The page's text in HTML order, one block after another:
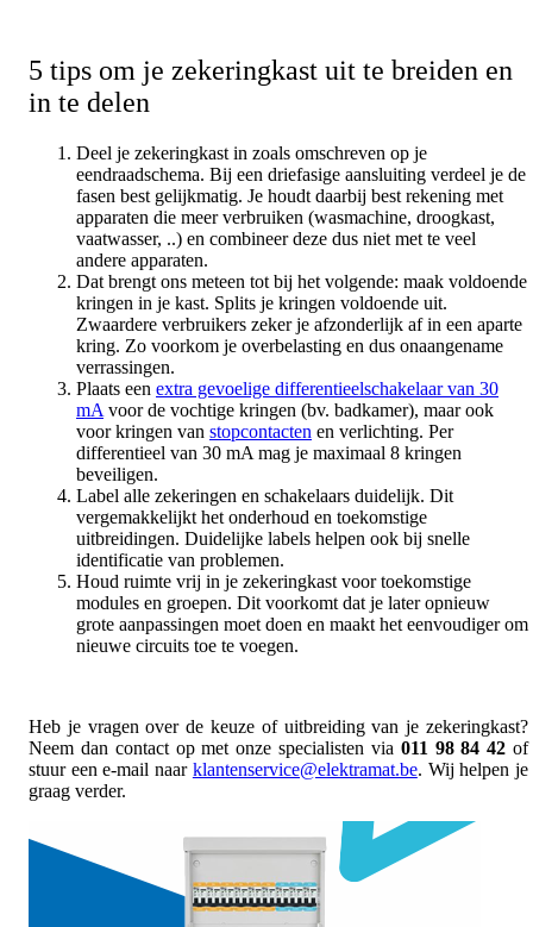
5 tips om je zekeringkast uit te breiden en
in te delen
Deel je zekeringkast in zoals omschreven op je
eendraadschema. Bij een driefasige aansluiting verdeel je de
fasen best gelijkmatig. Je houdt daarbij best rekening met
apparaten die meer verbruiken (wasmachine, droogkast,
vaatwasser, ..) en combineer deze dus niet met te veel
andere apparaten.
Dat brengt ons meteen tot bij het volgende: maak voldoende
kringen in je kast. Splits je kringen voldoende uit.
Zwaardere verbruikers zeker je afzonderlijk af in een aparte
kring. Zo voorkom je overbelasting en dus onaangename
verrassingen.
Plaats een extra gevoelige differentieelschakelaar van 30
mA voor de vochtige kringen (bv. badkamer), maar ook
voor kringen van stopcontacten en verlichting. Per
differentieel van 30 mA mag je maximaal 8 kringen
beveiligen.
Label alle zekeringen en schakelaars duidelijk. Dit
vergemakkelijkt het onderhoud en toekomstige
uitbreidingen. Duidelijke labels helpen ook bij snelle
identificatie van problemen.
Houd ruimte vrij in je zekeringkast voor toekomstige
modules en groepen. Dit voorkomt dat je later opnieuw
grote aanpassingen moet doen en maakt het eenvoudiger om
nieuwe circuits toe te voegen.
Heb je vragen over de keuze of uitbreiding van je zekeringkast?
Neem dan contact op met onze specialisten via 011 98 84 42 of
stuur een e-mail naar klantenservice@elektramat.be. Wij helpen je
graag verder.